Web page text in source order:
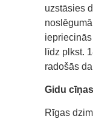
uzstāsies
līdz plkst.
radošās
Gidu
Rīgas